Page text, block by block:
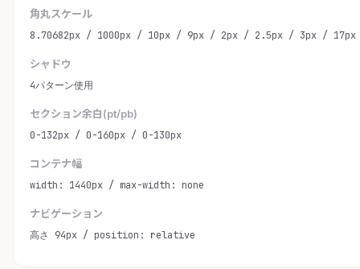
角丸スケール
8.70682px / 1000px / 10px / 9px / 2px / 2.5px / 3px / 17px
シャドウ
4パターン使用
セクション余白(pt/pb)
0-132px / 0-160px / 0-130px
コンテナ幅
width: 1440px / max-width: none
ナビゲーション
高さ 94px / position: relative